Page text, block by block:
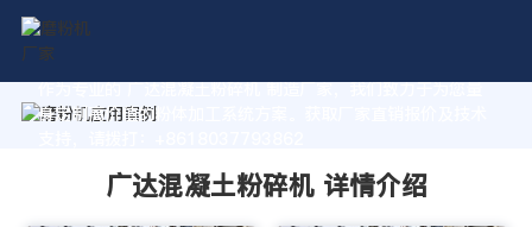
作为专业的 广达混凝土粉碎机 制造厂家，我们致力于为您量
身定制高价值的粉体加工系统方案。获取厂家直销报价及技术
广达混凝土粉碎机 详情介绍